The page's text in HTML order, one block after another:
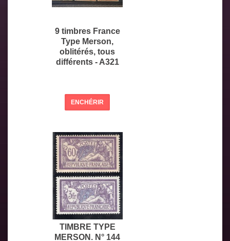
9 timbres France
Type Merson,
oblitérés, tous
différents - A321
ENCHÉRIR
TIMBRE TYPE
MERSON. N° 144